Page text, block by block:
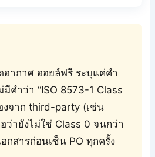
อากาศ ออยล์ฟรี ระบุแค่คำ
มีคำว่า “ISO 8573-1 Class
งจาก third-party (เช่น
ว่ายังไม่ใช่ Class 0 จนกว่า
กสารก่อนเซ็น PO ทุกครั้ง